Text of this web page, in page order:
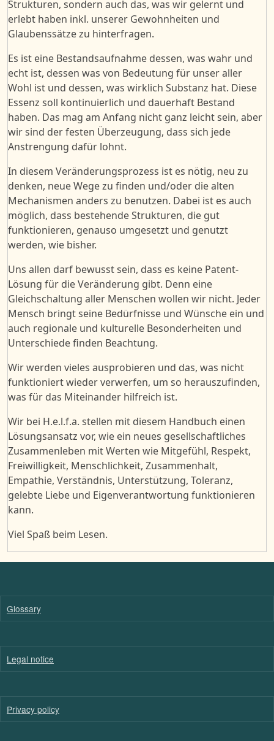
Strukturen, sondern auch das, was wir gelernt und
erlebt haben inkl. unserer Gewohnheiten und
Glaubenssätze zu hinterfragen.
Es ist eine Bestandsaufnahme dessen, was wahr und
echt ist, dessen was von Bedeutung für unser aller
Wohl ist und dessen, was wirklich Substanz hat. Diese
Essenz soll kontinuierlich und dauerhaft Bestand
haben. Das mag am Anfang nicht ganz leicht sein, aber
wir sind der festen Überzeugung, dass sich jede
Anstrengung dafür lohnt.
In diesem Veränderungsprozess ist es nötig, neu zu
denken, neue Wege zu finden und/oder die alten
Mechanismen anders zu benutzen. Dabei ist es auch
möglich, dass bestehende Strukturen, die gut
funktionieren, genauso umgesetzt und genutzt
werden, wie bisher.
Uns allen darf bewusst sein, dass es keine Patent-
Lösung für die Veränderung gibt. Denn eine
Gleichschaltung aller Menschen wollen wir nicht. Jeder
Mensch bringt seine Bedürfnisse und Wünsche ein und
auch regionale und kulturelle Besonderheiten und
Unterschiede finden Beachtung.
Wir werden vieles ausprobieren und das, was nicht
funktioniertwieder verwerfen, um so herauszufinden,
was für das Miteinander hilfreich ist.
Wir bei H.e.l.f.a. stellen mit diesem Handbuch einen
Lösungsansatz vor, wie ein neues gesellschaftliches
Zusammenleben mit Werten wie Mitgefühl, Respekt,
Freiwilligkeit, Menschlichkeit, Zusammenhalt,
Empathie, Verständnis, Unterstützung, Toleranz,
gelebte Liebe und Eigenverantwortung funktionieren
kann.
Viel Spaß beim Lesen.
Glossary
Legal notice
Privacy policy